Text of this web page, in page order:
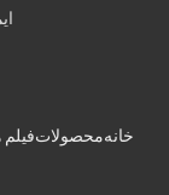
ایمیل: bamxvanesa@126.com
محصولاتفیلم های